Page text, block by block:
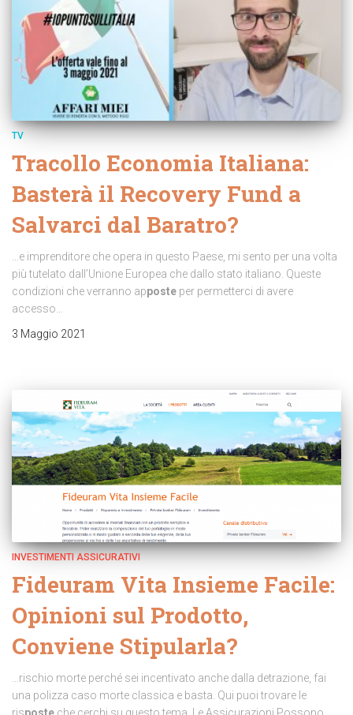
TV
Tracollo Economia Italiana:
Basterà il Recovery Fund a
Salvarci dal Baratro?
…e imprenditore che opera in questo Paese, mi sento per una volta
più tutelato dall’Unione Europea che dallo stato italiano. Queste
condizioni che verranno apposte per permetterci di avere
accesso…
3 Maggio 2021
INVESTIMENTI ASSICURATIVI
Fideuram Vita Insieme Facile:
Opinioni sul Prodotto,
Conviene Stipularla?
…rischio morte perché sei incentivato anche dalla detrazione, fai
una polizza caso morte classica e basta. Qui puoi trovare le